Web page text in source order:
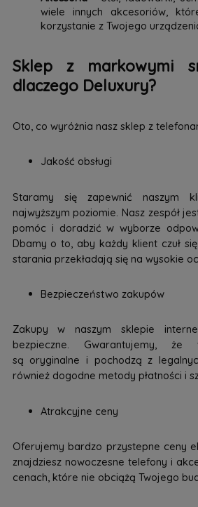
wiele innych akcesoriów,
korzystanie z Twojego
Sklep z markowymi
dlaczego Deluxury?
Oto, co wyróżnia nasz sklep z
Jakość obsługi
Staramy się zapewnić naszym
najwyższym poziomie. Nasz zespół
pomóc i doradzić w wyborze
Dbamy o to, aby każdy klient czuł
starania przekładają się na wysokie
Bezpieczeństwo zakupów
Zakupy w naszym sklepie
bezpieczne. Gwarantujemy, że
są oryginalne i pochodzą z
również dogodne metody płatności i
Atrakcyjne ceny
Oferujemy bardzo przystepne ceny
znajdziesz nowoczesne telefony i
cenach, które nie obciążą Twojego